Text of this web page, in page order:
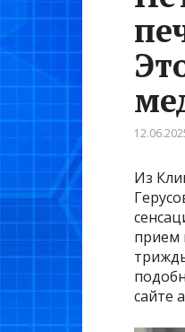
Из
прием
сайте